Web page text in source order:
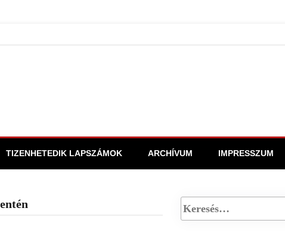
TIZENHETEDIK LAPSZÁMOK ARCHÍVUM IMPRESSZUM